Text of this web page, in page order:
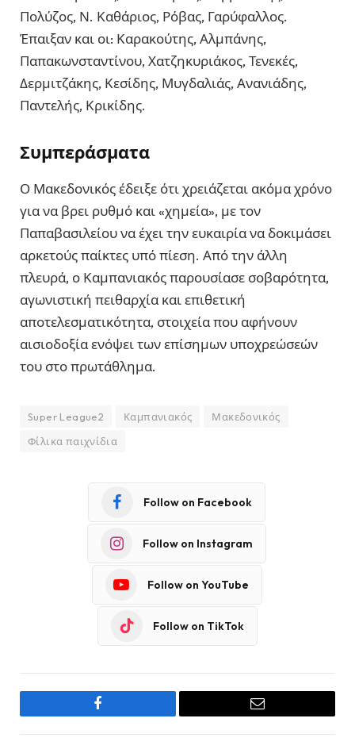
Πολύζος, Ν. Καθάριος, Ρόβας, Γαρύφαλλος.
Έπαιξαν και οι: Καρακούτης, Αλμπάνης,
Παπακωνσταντίνου, Χατζηκυριάκος, Τενεκές,
Δερμιτζάκης, Κεσίδης, Μυγδαλιάς, Ανανιάδης,
Παντελής, Κρικίδης.
Συμπεράσματα
Ο Μακεδονικός έδειξε ότι χρειάζεται ακόμα χρόνο
για να βρει ρυθμό και «χημεία», με τον
Παπαβασιλείου να έχει την ευκαιρία να δοκιμάσει
αρκετούς παίκτες υπό πίεση. Από την άλλη
πλευρά, ο Καμπανιακός παρουσίασε σοβαρότητα,
αγωνιστική πειθαρχία και επιθετική
αποτελεσματικότητα, στοιχεία που αφήνουν
αισιοδοξία ενόψει των επίσημων υποχρεώσεών
του στο πρωτάθλημα.
Super League2 Καμπανιακός
Μακεδονικός
Φίλικα παιχνίδια
Follow on Facebook
Follow on Instagram
Follow on YouTube
Follow on TikTok
Facebook Email